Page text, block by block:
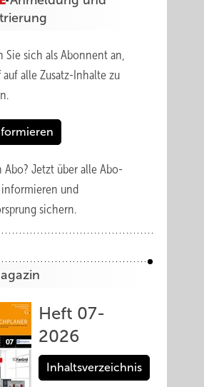
Sie sich als Abonnent an,
auf alle Zusatz-Inhalte zu
Abo? Jetzt über alle Abo-
und
sichern.
Heft 07-
2026
Inhaltsverzeichnis